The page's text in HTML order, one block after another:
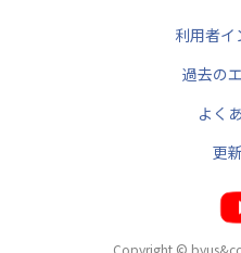
利用者イ
過去の
よく
更
Copyright ©